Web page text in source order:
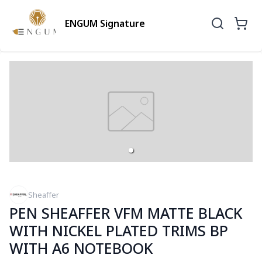
ENGUM Signature
Sheaffer
PEN SHEAFFER VFM MATTE BLACK
WITH NICKEL PLATED TRIMS BP
WITH A6 NOTEBOOK